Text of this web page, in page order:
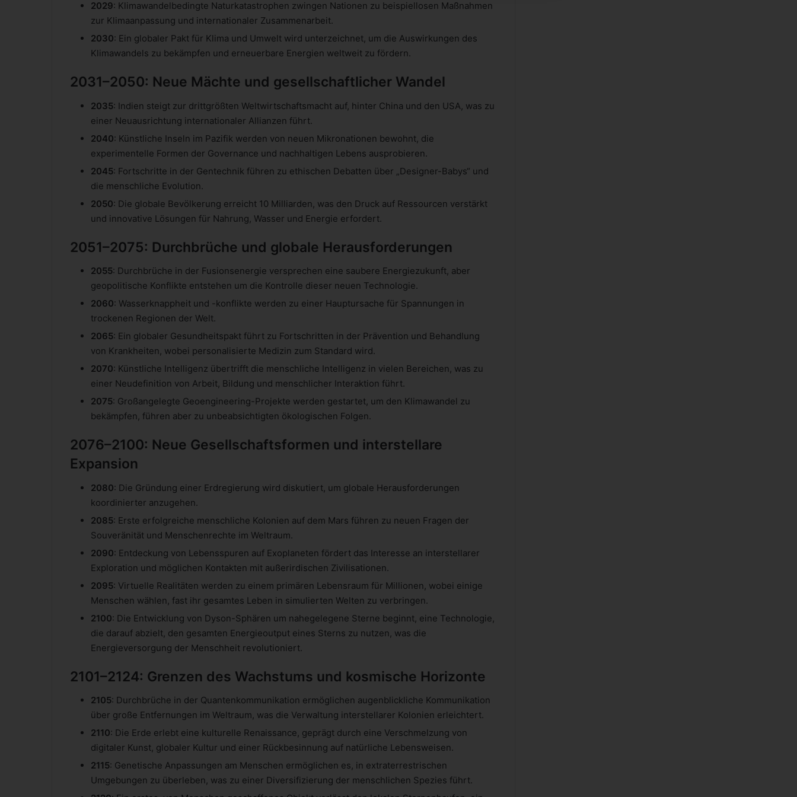
2029: Klimawandelbedingte Naturkatastrophen zwingen Nationen zu beispiellosen Maßnahmen
zur Klimaanpassung und internationaler Zusammenarbeit.
2030: Ein globaler Pakt für Klima und Umwelt wird unterzeichnet, um die Auswirkungen des
Klimawandels zu bekämpfen und erneuerbare Energien weltweit zu fördern.
2031–2050: Neue Mächte und gesellschaftlicher Wandel
2035: Indien steigt zur drittgrößten Weltwirtschaftsmacht auf, hinter China und den USA, was zu
einer Neuausrichtung internationaler Allianzen führt.
2040: Künstliche Inseln im Pazifik werden von neuen Mikronationen bewohnt, die
experimentelle Formen der Governance und nachhaltigen Lebens ausprobieren.
2045: Fortschritte in der Gentechnik führen zu ethischen Debatten über „Designer-Babys“ und
die menschliche Evolution.
2050: Die globale Bevölkerung erreicht 10 Milliarden, was den Druck auf Ressourcen verstärkt
und innovative Lösungen für Nahrung, Wasser und Energie erfordert.
2051–2075: Durchbrüche und globale Herausforderungen
2055: Durchbrüche in der Fusionsenergie versprechen eine saubere Energiezukunft, aber
geopolitische Konflikte entstehen um die Kontrolle dieser neuen Technologie.
2060: Wasserknappheit und -konflikte werden zu einer Hauptursache für Spannungen in
trockenen Regionen der Welt.
2065: Ein globaler Gesundheitspakt führt zu Fortschritten in der Prävention und Behandlung
von Krankheiten, wobei personalisierte Medizin zum Standard wird.
2070: Künstliche Intelligenz übertrifft die menschliche Intelligenz in vielen Bereichen, was zu
einer Neudefinition von Arbeit, Bildung und menschlicher Interaktion führt.
2075: Großangelegte Geoengineering-Projekte werden gestartet, um den Klimawandel zu
bekämpfen, führen aber zu unbeabsichtigten ökologischen Folgen.
2076–2100: Neue Gesellschaftsformen und interstellare
Expansion
2080: Die Gründung einer Erdregierung wird diskutiert, um globale Herausforderungen
koordinierter anzugehen.
2085: Erste erfolgreiche menschliche Kolonien auf dem Mars führen zu neuen Fragen der
Souveränität und Menschenrechte im Weltraum.
2090: Entdeckung von Lebensspuren auf Exoplaneten fördert das Interesse an interstellarer
Exploration und möglichen Kontakten mit außerirdischen Zivilisationen.
2095: Virtuelle Realitäten werden zu einem primären Lebensraum für Millionen, wobei einige
Menschen wählen, fast ihr gesamtes Leben in simulierten Welten zu verbringen.
2100: Die Entwicklung von Dyson-Sphären um nahegelegene Sterne beginnt, eine Technologie,
die darauf abzielt, den gesamten Energieoutput eines Sterns zu nutzen, was die
Energieversorgung der Menschheit revolutioniert.
2101–2124: Grenzen des Wachstums und kosmische Horizonte
2105: Durchbrüche in der Quantenkommunikation ermöglichen augenblickliche Kommunikation
über große Entfernungen im Weltraum, was die Verwaltung interstellarer Kolonien erleichtert.
2110: Die Erde erlebt eine kulturelle Renaissance, geprägt durch eine Verschmelzung von
digitaler Kunst, globaler Kultur und einer Rückbesinnung auf natürliche Lebensweisen.
2115: Genetische Anpassungen am Menschen ermöglichen es, in extraterrestrischen
Umgebungen zu überleben, was zu einer Diversifizierung der menschlichen Spezies führt.